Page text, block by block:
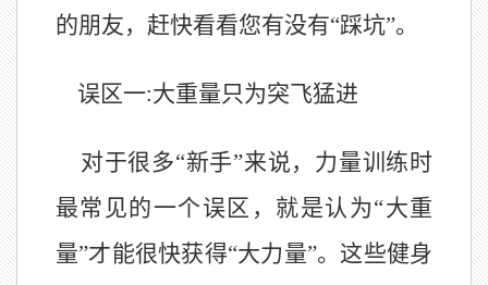
的朋友，赶快看看您有没有“踩坑”。
误区一:大重量只为突飞猛进
对于很多“新手”来说，力量训练时
最常见的一个误区，就是认为“大重
量”才能很快获得“大力量”。这些健身